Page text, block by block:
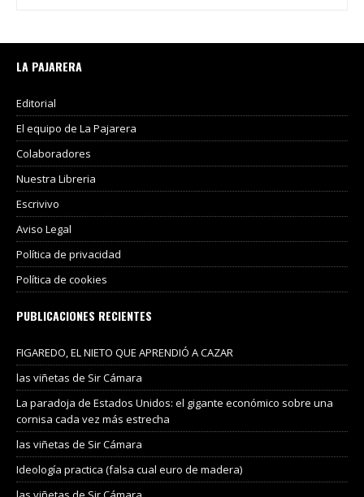
LA PAJARERA
Editorial
El equipo de La Pajarera
Colaboradores
Nuestra Libreria
Escrivivo
Aviso Legal
Política de privacidad
Política de cookies
PUBLICACIONES RECIENTES
FIGAREDO, EL NIETO QUE APRENDIÓ A CAZAR
las viñetas de Sir Cámara
La paradoja de Estados Unidos: el gigante económico sobre una
cornisa cada vez más estrecha
las viñetas de Sir Cámara
Ideología practica (falsa cual euro de madera)